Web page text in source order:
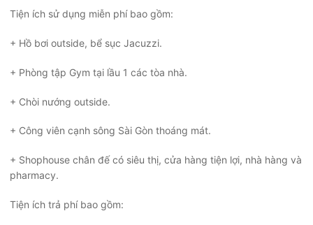
Tiện ích sử dụng miễn phí bao gồm:
+ Hồ bơi outside, bể sục Jacuzzi.
+ Phòng tập Gym tại lầu 1 các tòa nhà.
+ Chòi nướng outside.
+ Công viên cạnh sông Sài Gòn thoáng mát.
+ Shophouse chân đế có siêu thị, cửa hàng tiện lợi, nhà hàng và
pharmacy.
Tiện ích trả phí bao gồm: